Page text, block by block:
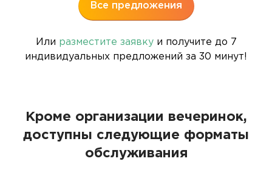
Все предложения
Или разместите заявкуи получите до 7
индивидуальных предложений за 30 минут!
Кроме организации вечеринок,
доступны следующие форматы
обслуживания